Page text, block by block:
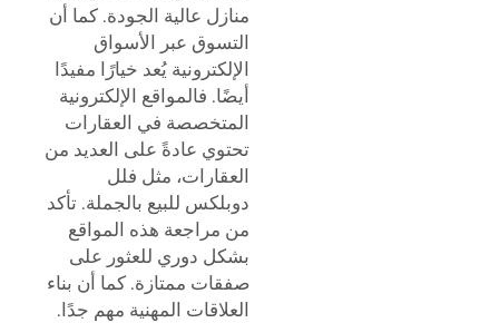
منازل عالية الجودة. كما أن
التسوق عبر الأسواق
الإلكترونية يُعد خيارًا مفيدًا
أيضًا. فالمواقع الإلكترونية
المتخصصة في العقارات
تحتوي عادةً على العديد من
العقارات، مثل فلل
دوبلكس للبيع بالجملة. تأكد
من مراجعة هذه المواقع
بشكل دوري للعثور على
صفقات ممتازة. كما أن بناء
العلاقات المهنية مهم جدًا.